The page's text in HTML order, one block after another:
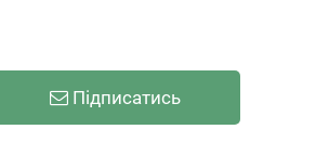
Підписатись